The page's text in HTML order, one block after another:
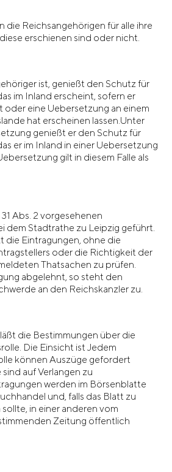
die Reichsangehörigen für alle ihre
erschienen sind oder nicht.
ist, genießt den Schutz für
im Inland erscheint, sofern er
oder eine Uebersetzung an einem
hat erscheinen lassen.Unter
genießt er den Schutz für
er im Inland in einer Uebersetzung
gilt in diesem Falle als
Abs. 2 vorgesehenen
dem Stadtrathe zu Leipzig geführt.
die Eintragungen, ohne die
oder die Richtigkeit der
Thatsachen zu prüfen.
abgelehnt, so steht den
an den Reichskanzler zu.
die Bestimmungen über die
Die Einsicht ist Jedem
können Auszüge gefordert
auf Verlangen zu
werden im Börsenblatte
und, falls das Blatt zu
in einer anderen vom
Zeitung öffentlich